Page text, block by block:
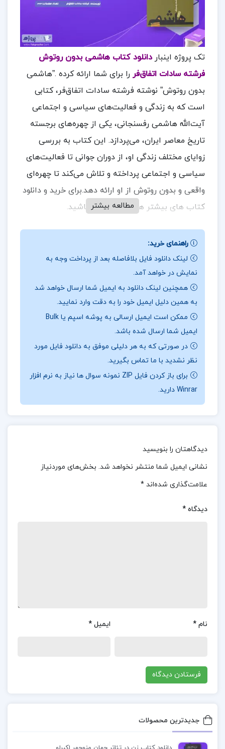
تک پروژه اینبار دانلود کتاب هاشمی بدون روتوش
فرشته سادات اتفاق‌‌فر را برای شما ارائه کرده .”هاشمی
بدون روتوش” نوشته فرشته سادات اتفاق‌فر، کتابی
است که به زندگی و فعالیت‌های سیاسی و اجتماعی
آیت‌الله هاشمی رفسنجانی، یکی از چهره‌های برجسته
تاریخ معاصر ایران، می‌پردازد. این کتاب به بررسی
زوایای مختلف زندگی او، از دوران جوانی تا فعالیت‌های
سیاسی و اجتماعی پرداخته و تلاش می‌کند تا چهره‌ای
واقعی و بدون روتوش از او ارائه دهد.برای خرید و دانلود
کتاب های بیشتر همراهتک پروژه باشید.
درباره و خلاصه کتاب هاشمی بدون روتوش فرشته
سادات اتفاق‌‌فر
حجم بالا: ممکن است حجم زیاد کتاب و جزئیات فراوان
برای برخی خوانندگان دشوار باشد.
نیاز به پیش‌زمینه تاریخی: برخی از مباحث ممکن است
نیاز به پیش‌زمینه‌ای در تاریخ معاصر ایران داشته
باشند.
سادات اتفاق‌‌فر
موضوعات زیر پرداخته‌اند:
زندگی اولیه: بررسی دوران کودکی و جوانی آیت‌الله
هاشمی رفسنجانی و تأثیرات خانوادگی و اجتماعی بر
شکل‌گیری شخصیت او.
فعالیت‌های سیاسی: نگاهی به فعالیت‌های سیاسی
اجتماعی او.
دیدگاه‌ها و نظرات: بررسی دیدگاه‌ها و نظرات هاشمی
اقتصادی.
مطالعه بیشتر
راهنمای خرید:
لینک دانلود فایل بلافاصله بعد از پرداخت وجه به
نمایش در خواهد آمد.
همچنین لینک دانلود به ایمیل شما ارسال خواهد شد
به همین دلیل ایمیل خود را به دقت وارد نمایید.
ممکن است ایمیل ارسالی به پوشه اسپم یا Bulk
ایمیل شما ارسال شده باشد.
در صورتی که به هر دلیلی موفق به دانلود فایل مورد
نظر نشدید با ما تماس بگیرید.
برای باز کردن فایل ZIP نمونه سوال ها نیاز به نرم افزار
Winrar دارید.
دیدگاهتان را بنویسید
نشانی ایمیل شما منتشر نخواهد شد. بخش‌های موردنیاز
علامت‌گذاری شده‌اند *
دیدگاه *
نام * ایمیل *
جدیدترین محصولات